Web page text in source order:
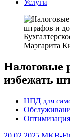
Услуги
Налоговые
избежать
НПД для
20.02.2025 MKB-